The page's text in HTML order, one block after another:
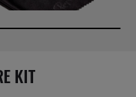
deiner Wunschliste entfernt
KIT